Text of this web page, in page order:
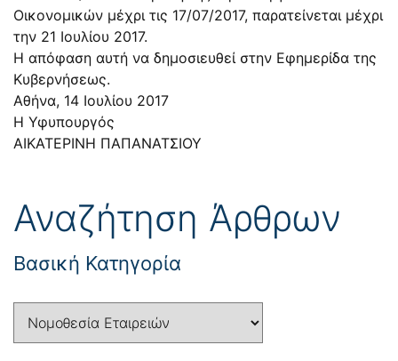
Οικονομικών μέχρι τις 17/07/2017, παρατείνεται μέχρι
την 21 Ιουλίου 2017.
Η απόφαση αυτή να δημοσιευθεί στην Εφημερίδα της
Κυβερνήσεως.
Αθήνα, 14 Ιουλίου 2017
Η Υφυπουργός
ΑΙΚΑΤΕΡΙΝΗ ΠΑΠΑΝΑΤΣΙΟΥ
Αναζήτηση Άρθρων
Βασική Κατηγορία